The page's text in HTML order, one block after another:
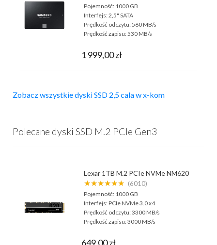
Pojemność: 1000 GB
Interfejs:2,5" SATA
Prędkość odczytu:560 MB/s
Prędkość zapisu:530 MB/s
1 999,00 zł
Zobacz wszystkie dyski SSD 2,5 cala w x-kom
Polecane dyski SSD M.2 PCIe Gen3
Lexar 1TB M.2 PCIe NVMe NM620
★★★★★★ (6010)
Pojemność: 1000 GB
Interfejs:PCIe NVMe 3.0 x4
Prędkość odczytu:3300 MB/s
Prędkość zapisu:3000 MB/s
649,00 zł